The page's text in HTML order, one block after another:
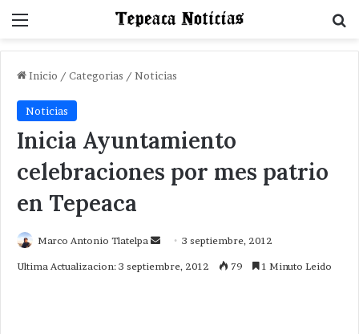
Menu
Inicio / Categorias / Noticias
Noticias
Inicia Ayuntamiento
celebraciones por mes patrio
en Tepeaca
Marco Antonio Tlatelpa
Send3 septiembre, 2012
Ultima Actualizacion: 3 septiembre, 2012 79 1 Minuto Leido